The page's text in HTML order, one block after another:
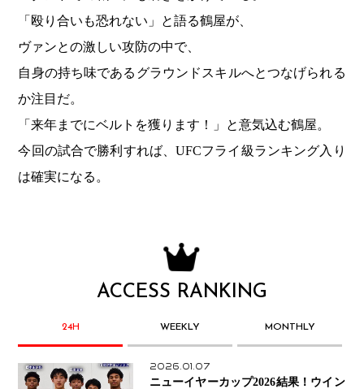
「殴り合いも恐れない」と語る鶴屋が、
ヴァンとの激しい攻防の中で、
自身の持ち味であるグラウンドスキルへとつなげられる
か注目だ。
「来年までにベルトを獲ります！」と意気込む鶴屋。
今回の試合で勝利すれば、UFCフライ級ランキング入り
は確実になる。
ACCESS RANKING
24H WEEKLY MONTHLY
2026.01.07
ニューイヤーカップ2026結果！ウイン